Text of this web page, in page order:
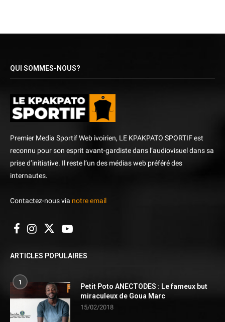
QUI SOMMES-NOUS?
Premier Media Sportif Web ivoirien, LE KPAKPATO SPORTIF est
reconnu pour son esprit avant-gardiste dans l’audiovisuel dans sa
prise d’initiative. Il reste l’un des médias web préféré des
internautes.
Contactez-nous via notre email
ARTICLES POPULAIRES
1
Petit Poto ANECTODES : Le fameux but
miraculeux de Goua Marc
15/02/2018